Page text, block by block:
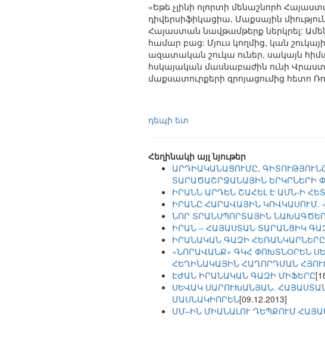
«Եթե չլինի ոլորտի մենաշնորհ
դիվերսիֆիկացիա, Մաքսային
Հայաստան նավթամթերք ներկրել:
համար բաց: Մյուս կողմից, կան
ազատական շուկա ուներ, սակայն հիմա
հսկայական մասնաբաժին ունի
մաքսատուրքերի զրոյացումից հետո
դեպի ետ
Հեղինակի այլ նյութեր
ԱՐԴԻԱԿԱՆԱՑՈՒՄԸ,
ՏԱՐԱԾԱՇՐՋԱՆԱՅԻՆ ԵՐԿՐՆԵՐԻ
ԻՐԱՆՆ ԱՐԴԵՆ ՇԱՀԵԼ Է ԱՄՆ-Ի
ԻՐԱՆԸ ՀԱՐԱՎԱՅԻՆ ԿՈՎԿԱՍՈՒՄ.
ՆՈՐ ՏՐԱՆՍՊՈՐՏԱՅԻՆ
ԻՐԱՆ – ՀԱՅԱՍՏԱՆ ՏԱՐԱՆՑԻԿ
ԻՐԱՆԱԿԱՆ ԳԱԶԻ
«ՆՈՐԱՎԱՆՔ» ԳԿՀ ՓՈԽՏՆՕՐԵՆ
ՀԵՂԻՆԱԿԱՅԻՆ ՀԱՂՈՐԴՄԱՆ
ԷԺԱՆ ԻՐԱՆԱԿԱՆ ԳԱԶԻ ՄԻՖԵՐԸ
ՍԵՎԱԿ ՍԱՐՈՒԽԱՆՅԱՆ.
ՄԱՍՆԱԿԻՈՐԵՆ[09.12.2013]
ՄՄ–ԻՆ ՄԻԱՆԱԼՈՒ ԴԵՊՔՈՒՄ